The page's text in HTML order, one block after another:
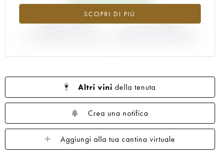
1952
SCOPRI DI PIÙ
+133.14% -17.14%
Altri vini della tenuta
Crea una notifica
Aggiungi alla tua cantina virtuale